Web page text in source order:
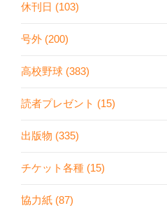
休刊日 (103)
号外 (200)
高校野球 (383)
読者プレゼント (15)
出版物 (335)
チケット各種 (15)
協力紙 (87)